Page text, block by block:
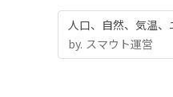
人口、自然、気温、
by.︎ スマウト運営